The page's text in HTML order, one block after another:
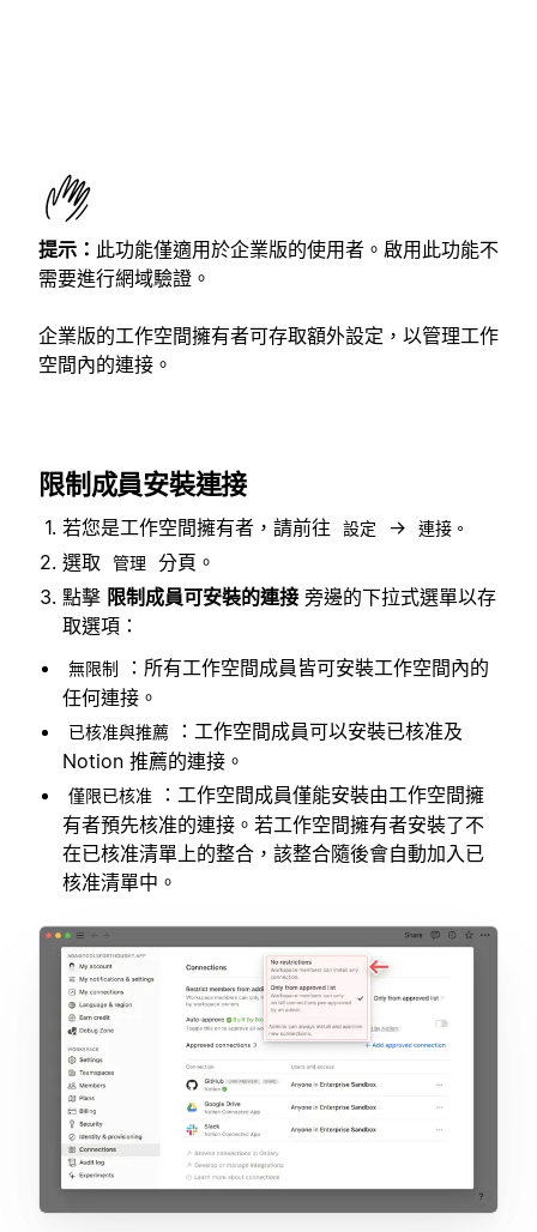
提示： 此功能僅適用於企業版的使用者。啟用此功能不
需要進行網域驗證。
企業版的工作空間擁有者可存取額外設定，以管理工作
空間內的連接。
限制成員安裝連接
若您是工作空間擁有者，請前往 設定 → 連接。
選取 管理
分頁。
點擊 限制成員可安裝的連接 旁邊的下拉式選單以存
取選項：
無限制
：所有工作空間成員皆可安裝工作空間內的
任何連接。
已核准與推薦
：工作空間成員可以安裝已核准及
Notion 推薦的連接。
僅限已核准
：工作空間成員僅能安裝由工作空間擁
有者預先核准的連接。若工作空間擁有者安裝了不
在已核准清單上的整合，該整合隨後會自動加入已
核准清單中。